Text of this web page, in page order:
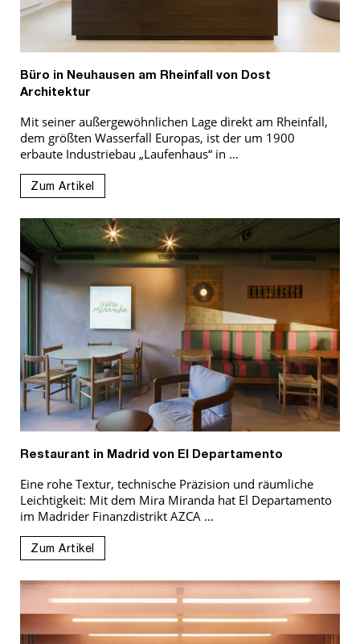
Büro in Neuhausen am Rheinfall von Dost
Architektur
Mit seiner außergewöhnlichen Lage direkt am Rheinfall,
dem größten Wasserfall Europas, ist der um 1900
erbaute Industriebau „Laufenhaus“ in …
Zum Artikel
Restaurant in Madrid von El Departamento
Eine rohe Textur, technische Präzision und räumliche
Leichtigkeit: Mit dem Mira Miranda hat El Departamento
im Madrider Finanzdistrikt AZCA …
Zum Artikel